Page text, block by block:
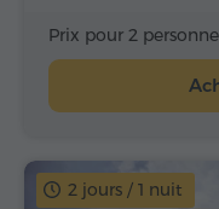
Prix pour 2
2 jours / 1 nuit